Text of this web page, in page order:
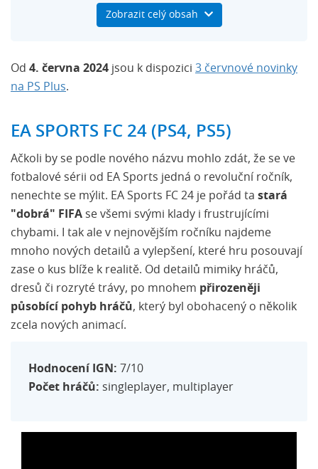
Destiny 2: Lightfall (PS4, PS5)
Zobrazit celý obsah
Od 4. června 2024 jsou k dispozici 3 červnové novinky
na PS Plus.
EA SPORTS FC 24 (PS4, PS5)
Ačkoli by se podle nového názvu mohlo zdát, že se ve
fotbalové sérii od EA Sports jedná o revoluční ročník,
nenechte se mýlit. EA Sports FC 24 je pořád ta stará
"dobrá" FIFA se všemi svými klady i frustrujícími
chybami. I tak ale v nejnovějším ročníku najdeme
mnoho nových detailů a vylepšení, které hru posouvají
zase o kus blíže k realitě. Od detailů mimiky hráčů,
dresů či rozryté trávy, po mnohem přirozeněji
působící pohyb hráčů, který byl obohacený o několik
zcela nových animací.
Hodnocení IGN: 7/10
Počet hráčů: singleplayer, multiplayer